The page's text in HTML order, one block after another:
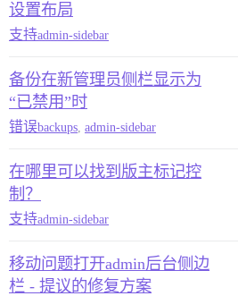
设置布局
支持admin-sidebar
备份在新管理员侧栏显示为
“已禁用”时
错误backups admin-sidebar
在哪里可以找到版主标记控
制？
支持admin-sidebar
移动问题打开admin后台侧边
栏 - 提议的修复方案